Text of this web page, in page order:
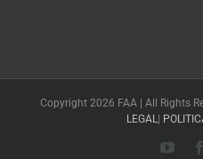
Copyright 2026 FAA | All Rights
LEGAL |